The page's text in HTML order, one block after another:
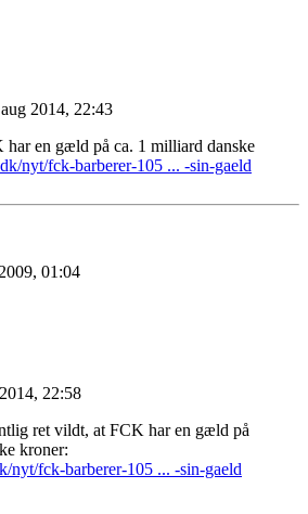
2014, 22:43
en gæld på ca. 1 milliard danske
nyt/fck-barberer-105 ... -sin-gaeld
01:04
22:58
ret vildt, at FCK har en gæld på
kroner:
nyt/fck-barberer-105 ... -sin-gaeld